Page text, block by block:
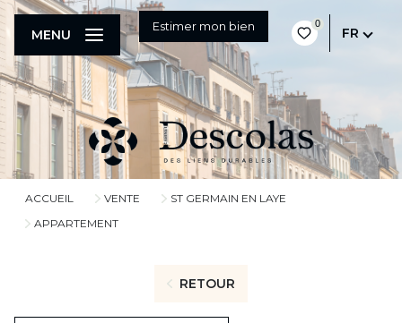
Estimer mon bien 0
FR
MENU
ACCUEIL VENTE
ST GERMAIN EN LAYE
APPARTEMENT
RETOUR